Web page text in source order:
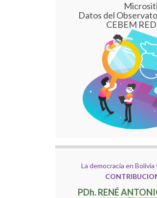
Datos del
CEBEM
La democracia en
PDh. RENÉ